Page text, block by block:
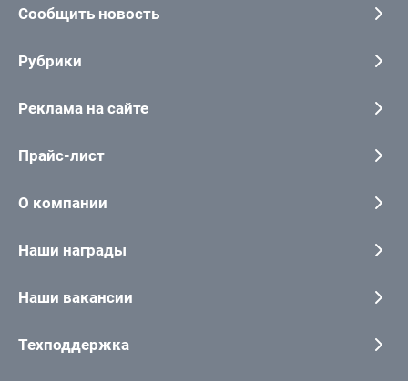
Сообщить новость
Рубрики
Реклама на сайте
Прайс-лист
О компании
Наши награды
Наши вакансии
Техподдержка